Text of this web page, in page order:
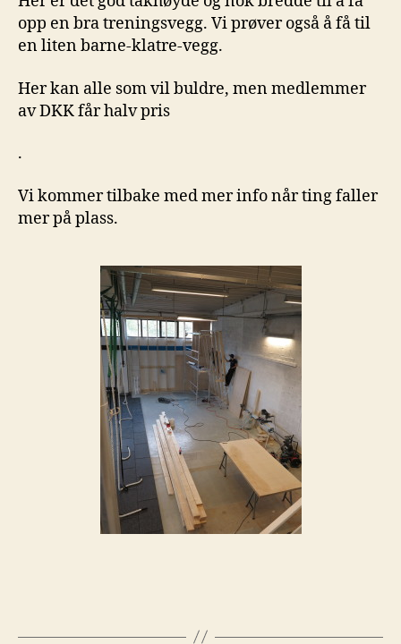
opp en bra treningsvegg. Vi prøver også å få til
en liten barne-klatre-vegg.
Her kan alle som vil buldre, men medlemmer
av DKK får halv pris
.
Vi kommer tilbake med mer info når ting faller
mer på plass.